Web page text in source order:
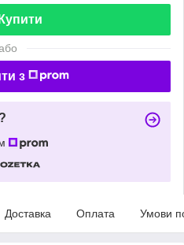
Купити
з
Доставка Оплата Умови